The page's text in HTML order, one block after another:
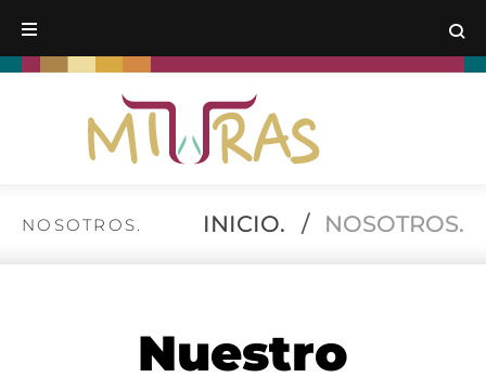
NOSOTROS. INICIO. / NOSOTROS.
Nuestro